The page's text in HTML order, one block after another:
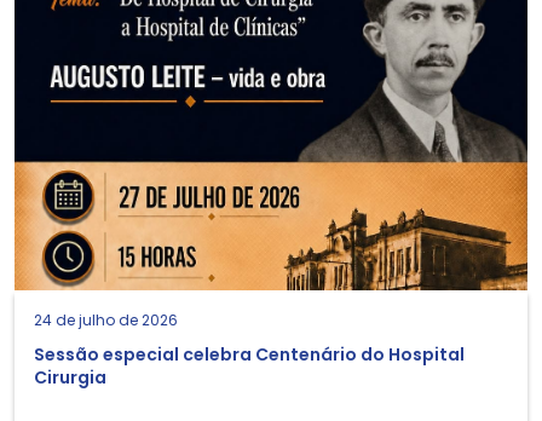
24 de julho de 2026
Sessão especial celebra Centenário do Hospital
Cirurgia